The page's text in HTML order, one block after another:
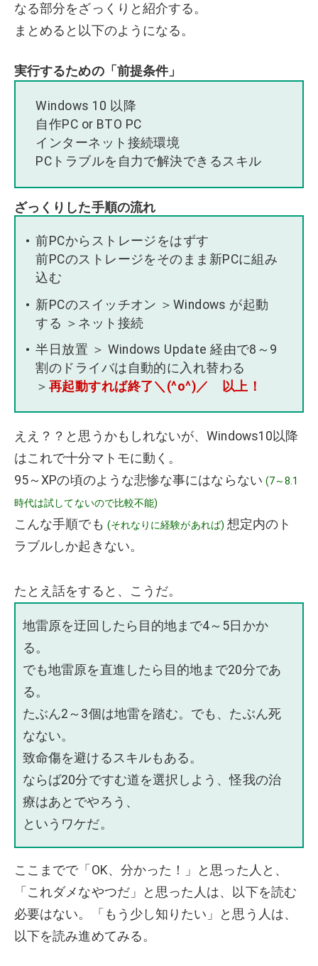
なる部分をざっくりと紹介する。
まとめると以下のようになる。
実行するための「前提条件」
Windows 10 以降
自作PC or BTO PC
インターネット接続環境
PCトラブルを自力で解決できるスキル
ざっくりした手順の流れ
前PCからストレージをはずす
前PCのストレージをそのまま新PCに組み
込む
新PCのスイッチオン ＞Windows が起動
する ＞ネット接続
半日放置 ＞ Windows Update 経由で8～9
割のドライバは自動的に入れ替わる
＞ 再起動すれば終了＼(^o^)／ 以上！
ええ？？と思うかもしれないが、Windows10以降
はこれで十分マトモに動く。
95～XPの頃のような悲惨な事にはならない (7～8.1
時代は試してないので比較不能)
こんな手順でも (それなりに経験があれば) 想定内のト
ラブルしか起きない。
たとえ話をすると、こうだ。
地雷原を迂回したら目的地まで4～5日かか
る。
でも地雷原を直進したら目的地まで20分であ
る。
たぶん2～3個は地雷を踏む。でも、たぶん死
なない。
致命傷を避けるスキルもある。
ならば20分ですむ道を選択しよう、怪我の治
療はあとでやろう、
というワケだ。
ここまでで「OK、分かった！」と思った人と、
「これダメなやつだ」と思った人は、以下を読む
必要はない。「もう少し知りたい」と思う人は、
以下を読み進めてみる。